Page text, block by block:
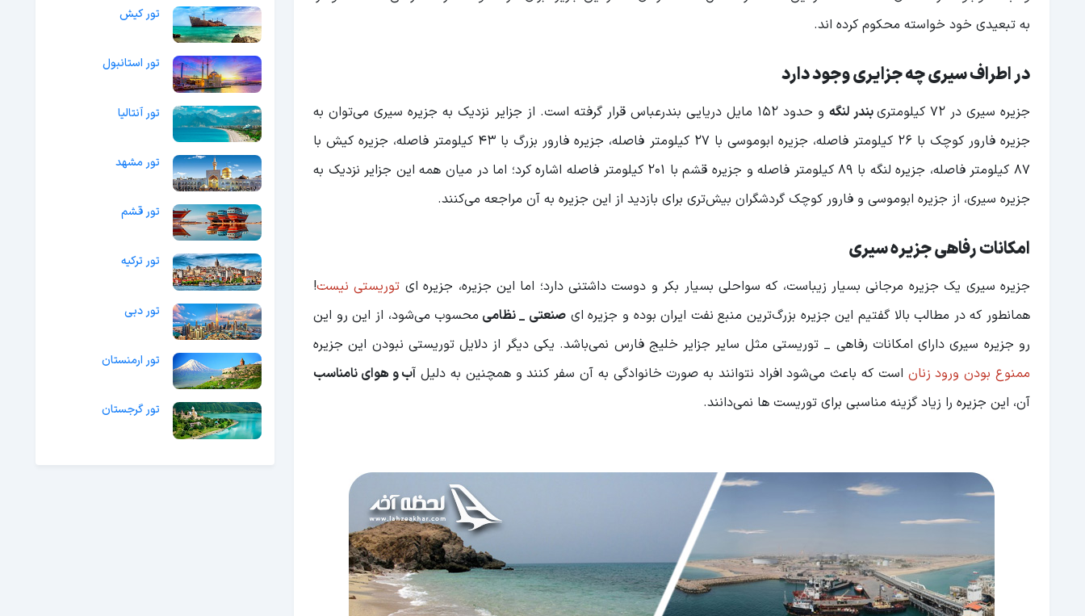
به تبعیدی خود خواسته محکوم کرده اند.
در اطراف سیری چه جزایری وجود دارد
جزیره سیری در ۷۲ کیلومتری بندر لنگه
و حدود ۱۵۲ مایل دریایی بندرعباس قرار گرفته است. از جزایر نزدیک به جزیره سیری می‌توان به
جزیره فارور کوچک با ۲۶ کیلومتر فاصله، جزیره ابوموسی با ۲۷ کیلومتر فاصله، جزیره فارور بزرگ با ۴۳ کیلومتر فاصله، جزیره کیش با
۸۷ کیلومتر فاصله، جزیره لنگه با ۸۹ کیلومتر فاصله و جزیره قشم با ۲۰۱ کیلومتر فاصله اشاره کرد؛ اما در میان همه این جزایر نزدیک به
جزیره سیری، از جزیره ابوموسی و فارور کوچک گردشگران بیش‌تری برای بازدید از این جزیره به آن مراجعه می‌کنند.
امکانات رفاهی جزیره سیری
جزیره سیری یک جزیره مرجانی بسیار زیباست، که سواحلی بسیار بکر و دوست داشتنی دارد؛ اما این جزیره، جزیره ای توریستی نیست!
همانطور که در مطالب بالا گفتیم این جزیره بزرگ‌ترین منبع نفت ایران بوده و جزیره ای صنعتی _ نظامی محسوب می‌شود، از این رو این
رو جزیره سیری دارای امکانات رفاهی _ توریستی مثل سایر جزایر خلیج فارس نمی‌باشد. یکی دیگر از دلایل توریستی نبودن این جزیره
ممنوع بودن ورود زنان است که باعث می‌شود افراد نتوانند به صورت خانوادگی به آن سفر کنند و همچنین به دلیل آب و هوای نامناسب
آن، این جزیره را زیاد گزینه مناسبی برای توریست ها نمی‌دانند.
تور کیش
تور استانبول
تور آنتالیا
تور مشهد
تور قشم
تور ترکیه
تور دبی
تور ارمنستان
تور گرجستان